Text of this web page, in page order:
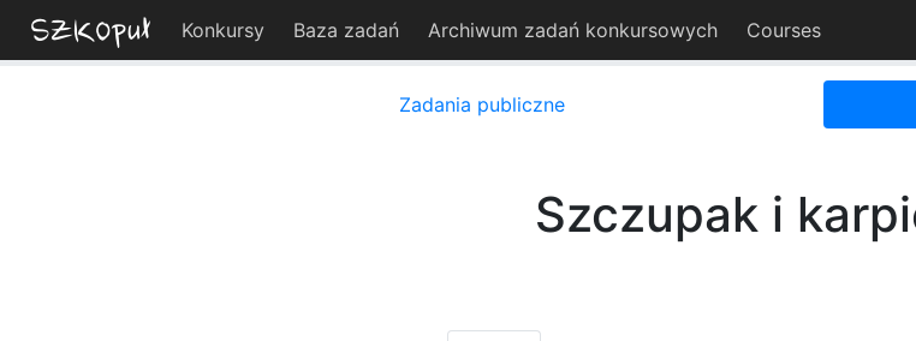
Konkursy Baza zadań Archiwum zadań konkursowych Courses
Zadania publiczne
Szczupak i